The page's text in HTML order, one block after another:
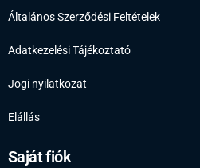
Általános Szerződési Feltételek
Adatkezelési Tájékoztató
Jogi nyilatkozat
Elállás
Saját fiók